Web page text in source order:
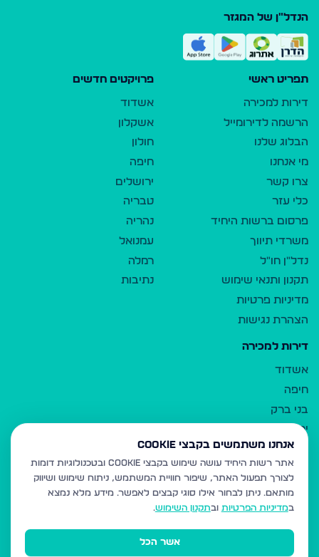
הנדל"ן של המגזר
תפריט ראשי
דירות למכירה
הרשמה לדירומייל
הבלוג שלנו
מי אנחנו
צרו קשר
כלי עזר
פרסום ברשות היחיד
משרדי תיווך
נדל"ן חו"ל
תקנון ותנאי שימוש
מדיניות פרטיות
הצהרת נגישות
פרויקטים חדשים
אשדוד
אשקלון
חולון
חיפה
ירושלים
טבריה
נהריה
עמנואל
רמלה
נתיבות
דירות למכירה
אשדוד
חיפה
בני ברק
ירושלים
אלעד
גבעת זאב
בית שמש
רכסים
מודיעין עילית
אנחנו משתמשים בקבצי Cookie
אתר רשות היחיד עושה שימוש בקבצי Cookie ובטכנולוגיות דומות
לצורך תפעול האתר, שיפור חוויית המשתמש, ניתוח שימוש ושיווק
מותאם. ניתן לבחור אילו סוגי קבצים לאפשר. מידע מלא נמצא
במדיניות הפרטיות ובתקנון השימוש.
אשר הכל